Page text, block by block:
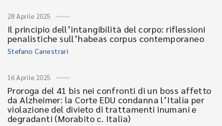
28 Aprile 2025
Il principio dell’intangibilità del corpo: riflessioni
penalistiche sull’habeas corpus contemporaneo
Stefano Canestrari
16 Aprile 2025
Proroga del 41 bis nei confronti di un boss affetto
da Alzheimer: la Corte EDU condanna l’Italia per
violazione del divieto di trattamenti inumani e
degradanti (Morabito c. Italia)